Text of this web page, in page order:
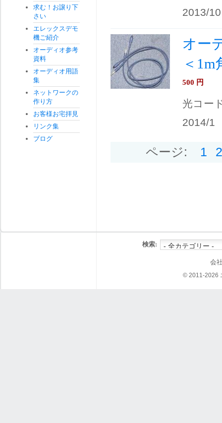
2013/10
オー
＜
500 円
光コー
2014/1
ページ: 1 2
求む！お譲り下
さい
エレックスデモ
機ご紹介
オーディオ参考
資料
オーディオ用語
集
ネットワークの
作り方
お客様お宅拝見
リンク集
ブログ
検索:
会
© 2011-2026